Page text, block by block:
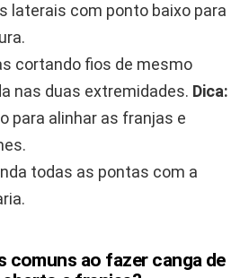
laterais com ponto baixo para
cortando fios de mesmo
nas duas extremidades. Dica:
para alinhar as franjas e
todas as pontas com a
comuns ao fazer canga de